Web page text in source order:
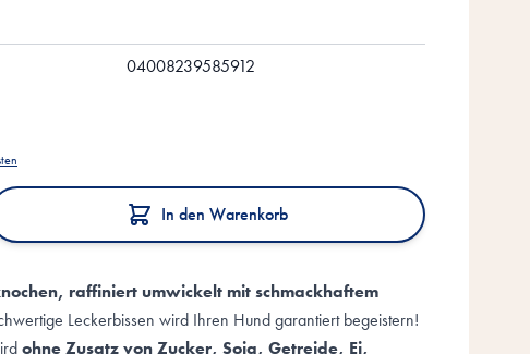
04008239585912
In den Warenkorb
raffiniert umwickelt mit schmackhaftem
Leckerbissen wird Ihren Hund garantiert begeistern!
ohne Zusatz von Zucker, Soja, Getreide, Ei,